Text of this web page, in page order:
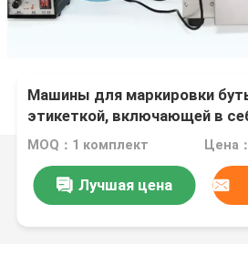
Машины для маркировки
этикеткой, включающей в
этикетки, внутренний
обеспечивающий плавное
MOQ：1 комплект Цена
Лучшая цена